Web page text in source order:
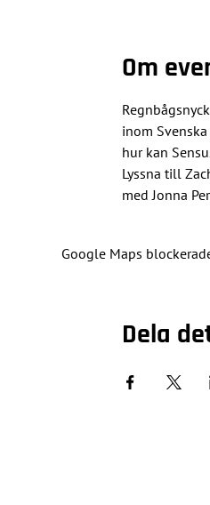
Om
inom
hur kan
Lyssna till
med Jonna
Google Maps
Dela